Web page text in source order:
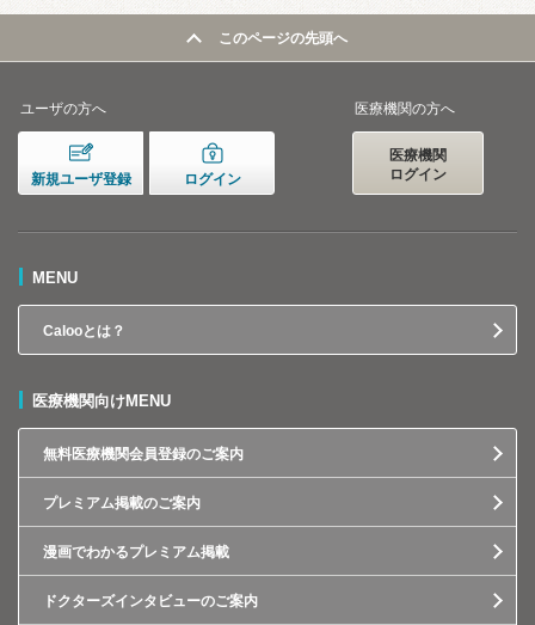
このページの先頭へ
ユーザの方へ
新規ユーザ登録 ログイン
医療機関の方へ
医療機関
ログイン
MENU
Calooとは？
医療機関向けMENU
無料医療機関会員登録のご案内
プレミアム掲載のご案内
漫画でわかるプレミアム掲載
ドクターズインタビューのご案内